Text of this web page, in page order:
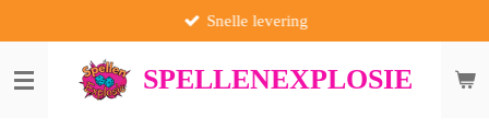
direct
naar
de
SPELLENEXPLOSIE
Snelle levering